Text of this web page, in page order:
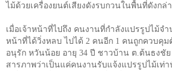
ไม้ด้วยเครื่องยนต์เสียงดังรบกวนในพื้นที่ดังกล่
เมื่อเจ้าหน้าที่ไปถึง คนงานที่กำลังแปรรูปไม้จำ
หน้าที่ได้วิ่งหลบ ไปได้ 2 คนอีก 1 คนถูกควบคุม
อนุรัก หวันน้อย อายุ 34 ปี ชาวบ้าน ต.ต้นธงชัย
สารภาพว่าเป็นแค่คนงานรับแจ้งแปรรูปไม้เท่